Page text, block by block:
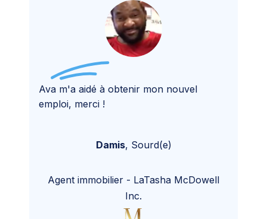
Ava m'a aidé à obtenir mon nouvel
emploi, merci !
Damis, Sourd(e)
Agent immobilier - LaTasha McDowell
Inc.